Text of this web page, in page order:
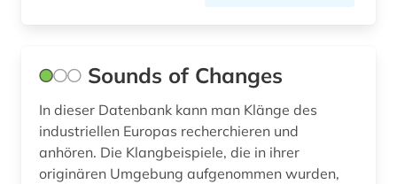
Sounds of Changes
In dieser Datenbank kann man Klänge des
industriellen Europas recherchieren und
anhören. Die Klangbeispiele, die in ihrer
originären Umgebung aufgenommen wurden,